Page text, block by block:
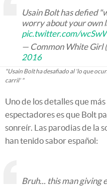
Usain Bolt has defied
worry about your own
pic.twitter.com/
— Common White Girl
2016
"Usain Bolt ha desafiado al 'lo que
carril' "
Uno de los detalles que
espectadores es que Bolt
sonreír. Las parodias de la
han tenido sabor español:
Bruh... this man giving